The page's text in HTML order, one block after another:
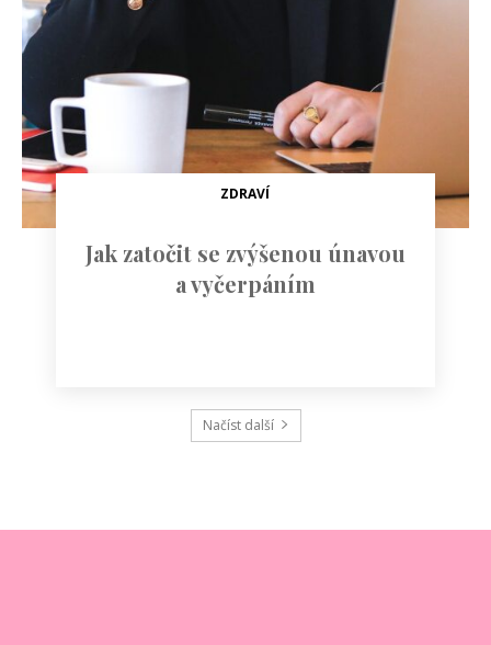
ZDRAVÍ
Jak zatočit se zvýšenou únavou
a vyčerpáním
Načíst další